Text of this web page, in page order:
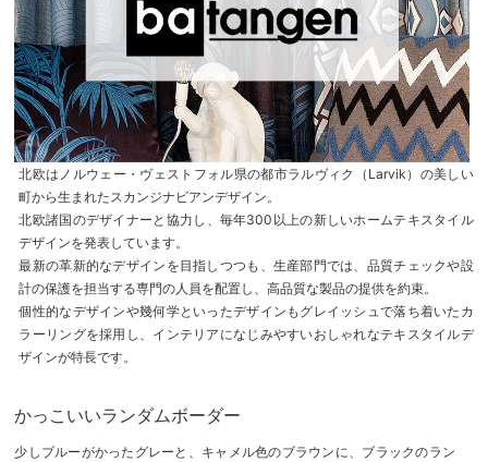
北欧はノルウェー・ヴェストフォル県の都市ラルヴィク（Larvik）の美しい
町から生まれたスカンジナビアンデザイン。
北欧諸国のデザイナーと協力し、毎年300以上の新しいホームテキスタイル
デザインを発表しています。
最新の革新的なデザインを目指しつつも、生産部門では、品質チェックや設
計の保護を担当する専門の人員を配置し、高品質な製品の提供を約束。
個性的なデザインや幾何学といったデザインもグレイッシュで落ち着いたカ
ラーリングを採用し、インテリアになじみやすいおしゃれなテキスタイルデ
ザインが特長です。
かっこいいランダムボーダー
少しブルーがかったグレーと、キャメル色のブラウンに、ブラックのラン